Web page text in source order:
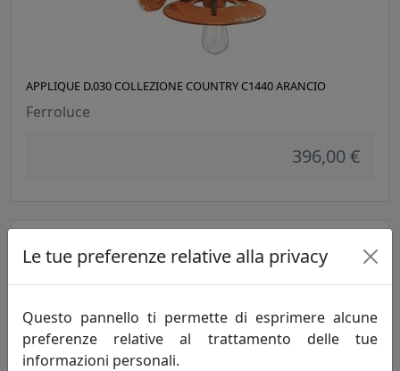
APPLIQUE D.030 COLLEZIONE COUNTRY C1440 ARANCIO
Ferroluce
396,00 €
Le tue preferenze relative alla privacy
Questo pannello ti permette di esprimere alcune
preferenze relative al trattamento delle tue
informazioni personali.